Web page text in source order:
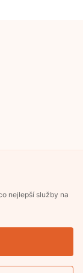
nejlepší služby na